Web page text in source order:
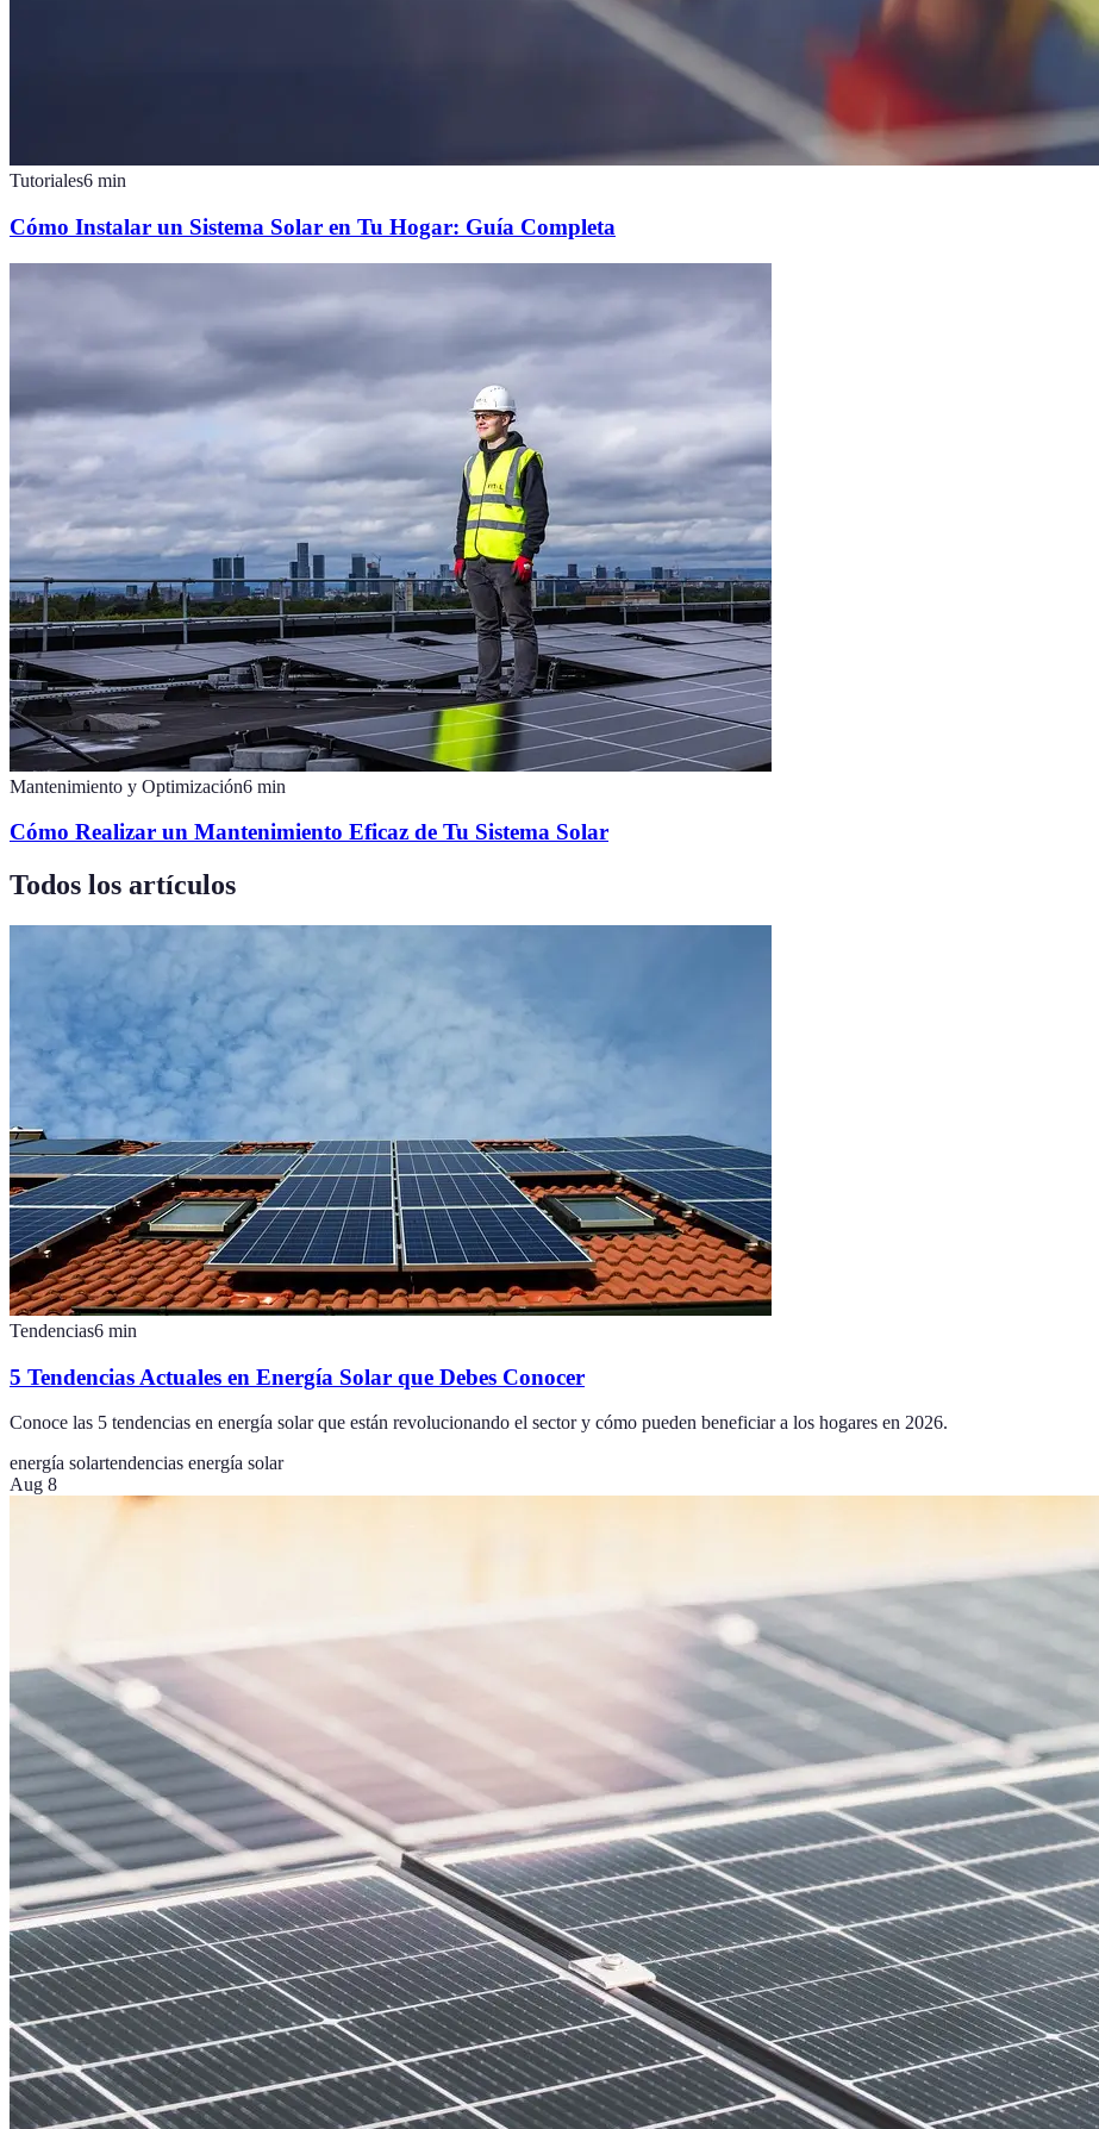
Tutoriales6 min
Cómo Instalar un Sistema Solar en Tu Hogar: Guía Completa
Mantenimiento y Optimización6 min
Cómo Realizar un Mantenimiento Eficaz de Tu Sistema Solar
Todos los artículos
Tendencias6 min
5 Tendencias Actuales en Energía Solar que Debes Conocer
Conoce las 5 tendencias en energía solar que están revolucionando el sector y cómo pueden beneficiar a los hogares en 2026.
energía solartendencias energía solar
Aug 8